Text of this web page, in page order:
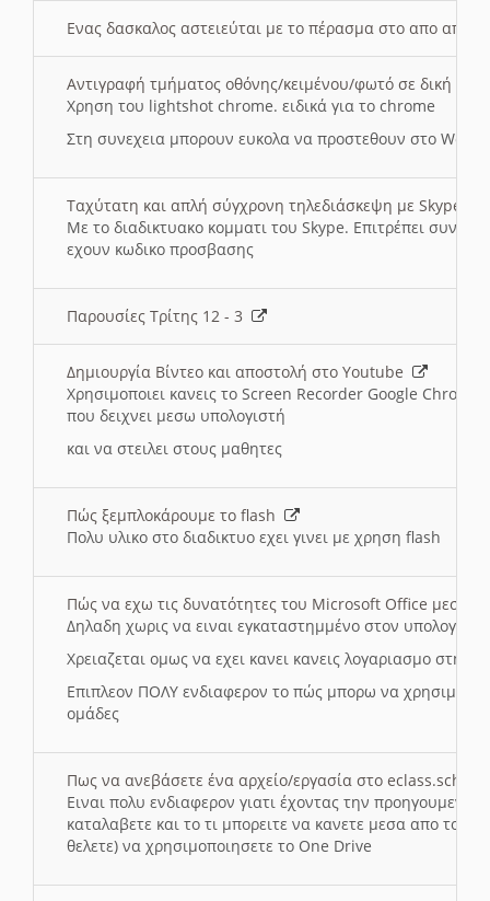
Ενας δασκαλος αστειεύται με το πέρασμα στο απο
Αντιγραφή τμήματος οθόνης/κειμένου/φωτό σε δική
Χρηση του lightshot chrome. ειδικά για το chrome
Στη συνεχεια μπορουν ευκολα να προστεθουν στο Word
Ταχύτατη και απλή σύγχρονη τηλεδιάσκεψη με Skype
Με το διαδικτυακο κομματι του Skype. Επιτρέπει
εχουν κωδικο προσβασης
Παρουσίες Τρίτης 12 - 3
Δημιουργία Βίντεο και αποστολή στο Youtube
Χρησιμοποιει κανεις το Screen Recorder Google Chrome
που δειχνει μεσω υπολογιστή
και να στειλει στους μαθητες
Πώς ξεμπλοκάρουμε το flash
Πολυ υλικο στο διαδικτυο εχει γινει με χρηση flash
Πώς να εχω τις δυνατότητες του Microsoft Office μεσω
Δηλαδη χωρις να ειναι εγκαταστημμένο στον
Χρειαζεται ομως να εχει κανει κανεις λογαριασμο στη
Επιπλεον ΠΟΛΥ ενδιαφερον το πώς μπορω να
ομάδες
Πως να ανεβάσετε ένα αρχείο/εργασία στο eclass.sch.gr
Ειναι πολυ ενδιαφερον γιατι έχοντας την
καταλαβετε και το τι μπορειτε να κανετε μεσα απο το
θελετε) να χρησιμοποιησετε το One Drive